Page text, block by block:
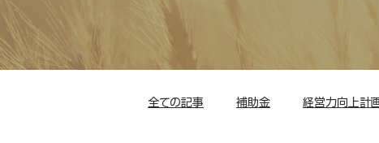
全ての記事 補助金 経営力向上計